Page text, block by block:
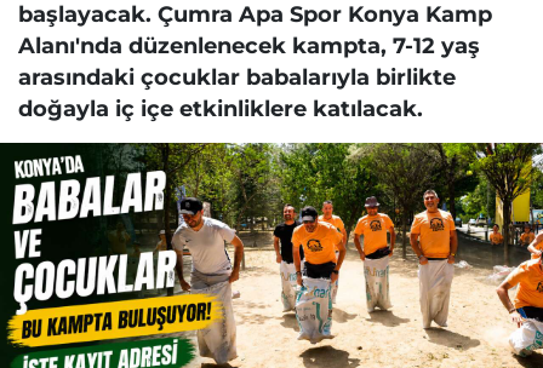
başlayacak. Çumra Apa Spor Konya Kamp
Alanı'nda düzenlenecek kampta, 7-12 yaş
arasındaki çocuklar babalarıyla birlikte
doğayla iç içe etkinliklere katılacak.